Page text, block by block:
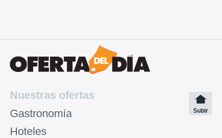
Nuestras ofertas
Gastronomía
Hoteles
Subir